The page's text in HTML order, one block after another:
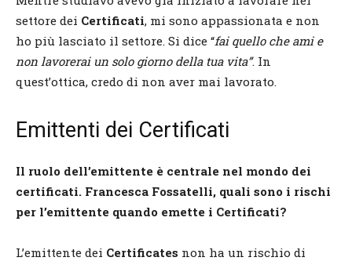
settore dei Certificati, mi sono appassionata e non
ho più lasciato il settore. Si dice “fai quello che ami e
non lavorerai un solo giorno della tua vita”. In
quest’ottica, credo di non aver mai lavorato.
Emittenti dei Certificati
Il ruolo dell’emittente è centrale nel mondo dei
certificati. Francesca Fossatelli, quali sono i rischi
per l’emittente quando emette i Certificati?
L’emittente dei Certificates non ha un rischio di